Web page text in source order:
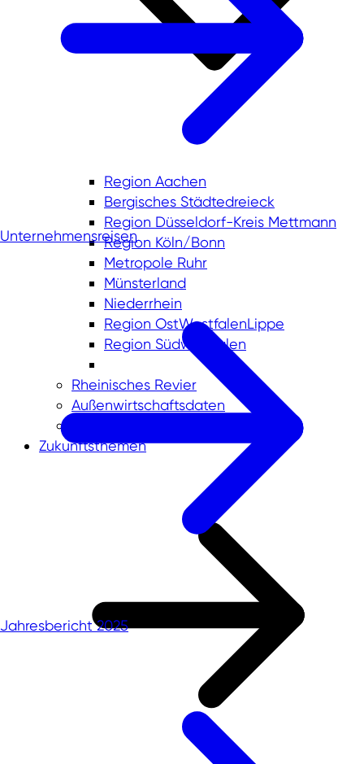
Region Aachen
Bergisches Städtedreieck
Region Düsseldorf-Kreis Mettmann
Region Köln/Bonn
Metropole Ruhr
Münsterland
Niederrhein
Region OstWestfalenLippe
Region Südwestfalen
Rheinisches Revier
Außenwirtschaftsdaten
Zukunftsthemen
Unternehmensreisen
Jahresbericht 2025